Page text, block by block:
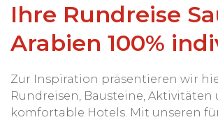
Ihre Rundreise
Arabien 100%
Zur Inspiration präsentieren wir
Rundreisen, Bausteine, Aktivitäten
komfortable Hotels. Mit unseren